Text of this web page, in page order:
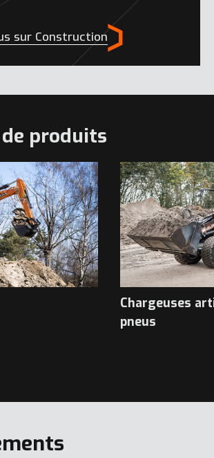
sur Construction
produits
Chargeuses
pneus